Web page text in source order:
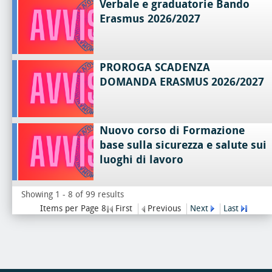
Verbale e graduatorie Bando
Erasmus 2026/2027
PROROGA SCADENZA
DOMANDA ERASMUS 2026/2027
Nuovo corso di Formazione
base sulla sicurezza e salute sui
luoghi di lavoro
Showing 1 - 8 of 99 results
Items per Page 8
First Previous Next Last